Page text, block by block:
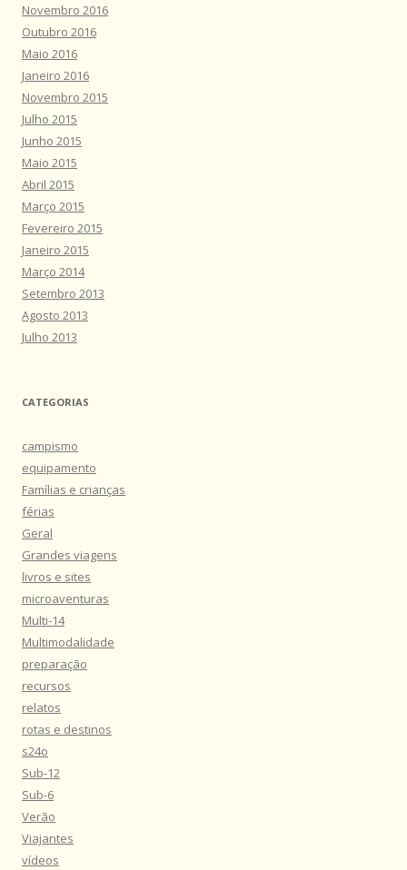
Novembro 2016
Outubro 2016
Maio 2016
Janeiro 2016
Novembro 2015
Julho 2015
Junho 2015
Maio 2015
Abril 2015
Março 2015
Fevereiro 2015
Janeiro 2015
Março 2014
Setembro 2013
Agosto 2013
Julho 2013
CATEGORIAS
campismo
equipamento
Famílias e crianças
férias
Geral
Grandes viagens
livros e sites
microaventuras
Multi-14
Multimodalidade
preparação
recursos
relatos
rotas e destinos
s24o
Sub-12
Sub-6
Verão
Viajantes
vídeos